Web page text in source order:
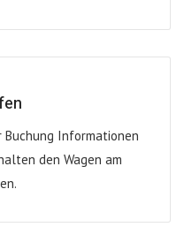
Buchung Informationen
den Wagen am